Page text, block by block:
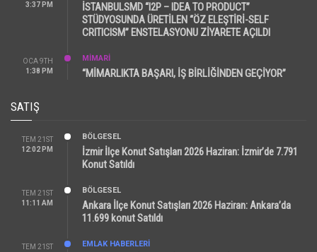
3:37 PM
İSTANBULSMD “I2P – IDEA TO PRODUCT”
STÜDYOSUNDA ÜRETİLEN “ÖZ ELEŞTİRİ-SELF
CRITICISM” ENSTELASYONU ZİYARETE AÇILDI
OCA 9TH
1:38 PM
MİMARİ
“MİMARLIKTA BAŞARI, İŞ BİRLİĞİNDEN GEÇİYOR”
SATIŞ
TEM 21ST
12:02 PM
BÖLGESEL
İzmir İlçe Konut Satışları 2026 Haziran: İzmir’de 7.791
Konut Satıldı
TEM 21ST
11:11 AM
BÖLGESEL
Ankara İlçe Konut Satışları 2026 Haziran: Ankara’da
11.699 konut Satıldı
TEM 21ST
EMLAK HABERLERI